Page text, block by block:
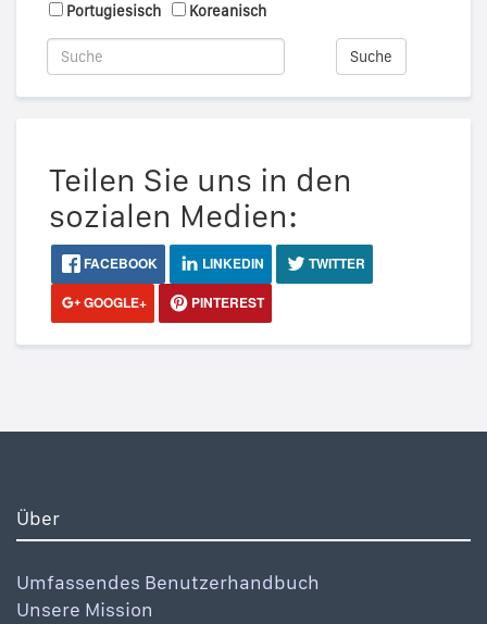
Portugiesisch
Koreanisch
Suche
Teilen Sie uns in den
sozialen Medien:
FACEBOOK LINKEDIN
TWITTER
GOOGLE+
PINTEREST
Über
Umfassendes Benutzerhandbuch
Unsere Mission